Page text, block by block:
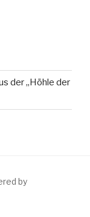
der „Höhle der
by